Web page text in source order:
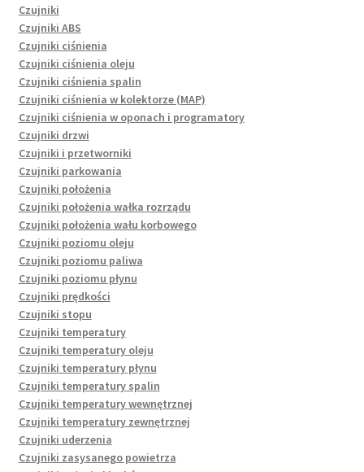
Czujniki
Czujniki ABS
Czujniki ciśnienia
Czujniki ciśnienia oleju
Czujniki ciśnienia spalin
Czujniki ciśnienia w kolektorze (MAP)
Czujniki ciśnienia w oponach i programatory
Czujniki drzwi
Czujniki i przetworniki
Czujniki parkowania
Czujniki położenia
Czujniki położenia wałka rozrządu
Czujniki położenia wału korbowego
Czujniki poziomu oleju
Czujniki poziomu paliwa
Czujniki poziomu płynu
Czujniki prędkości
Czujniki stopu
Czujniki temperatury
Czujniki temperatury oleju
Czujniki temperatury płynu
Czujniki temperatury spalin
Czujniki temperatury wewnętrznej
Czujniki temperatury zewnętrznej
Czujniki uderzenia
Czujniki zasysanego powietrza